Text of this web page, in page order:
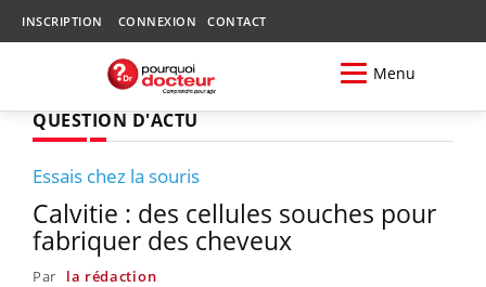
INSCRIPTION CONNEXION CONTACT
Menu
QUESTION D'ACTU
Essais chez la souris
Calvitie : des cellules souches pour
fabriquer des cheveux
Par la rédaction